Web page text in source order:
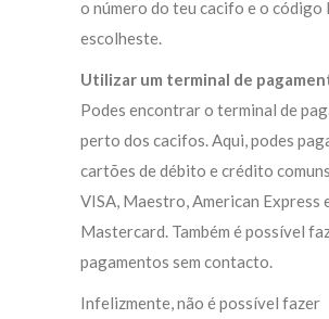
o número do teu cacifo e o código
escolheste.
Utilizar um terminal de
Podes encontrar o terminal de
perto dos cacifos. Aqui, podes
cartões de débito e crédito
VISA, Maestro, American Express
Mastercard. Também é possível
pagamentos sem contacto.
Infelizmente, não é possível fazer